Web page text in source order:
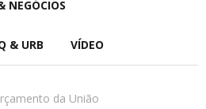
NEGÓCIOS
& URB VÍDEO
da União